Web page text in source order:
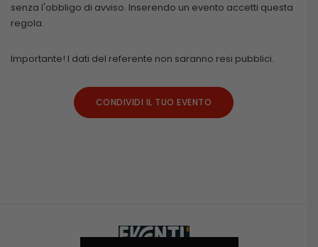
senza l'obbligo di avviso. Inserendo un evento accetti questa
regola.
Importante! I dati del referente non saranno resi pubblici.
CONDIVIDI IL TUO EVENTO